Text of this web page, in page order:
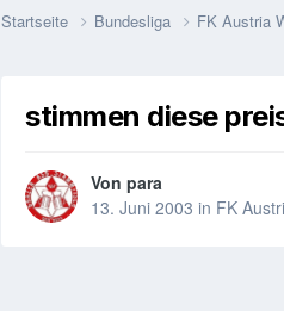
Startseite Bundesliga FK Austria
stimmen diese
Von para
13. Juni 2003 in FK